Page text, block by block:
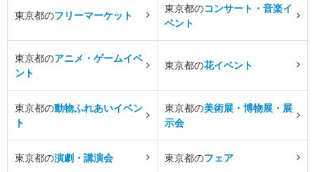
東京都のフリーマーケット
東京都のコンサート・音楽イ
ベント
東京都のアニメ・ゲームイベ
ント
東京都の花イベント
東京都の動物ふれあいイベン
ト
東京都の美術展・博物展・展
示会
東京都の演劇・講演会 東京都のフェア